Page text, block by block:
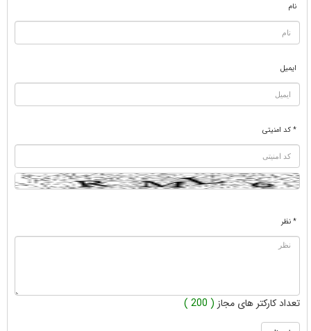
نام
ایمیل
* کد امنیتی
* نظر
تعداد کارکتر های مجاز ( 200 )